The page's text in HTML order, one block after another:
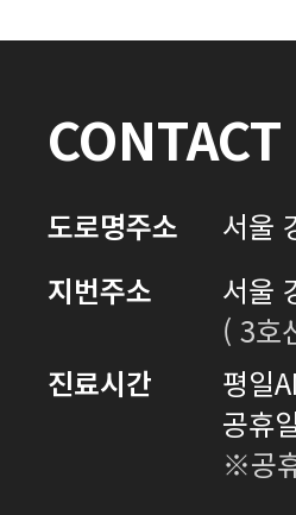
CONTACT
도로명주소
서울
지번주소
서울
( 3호
진료시간
평일
공휴
※공